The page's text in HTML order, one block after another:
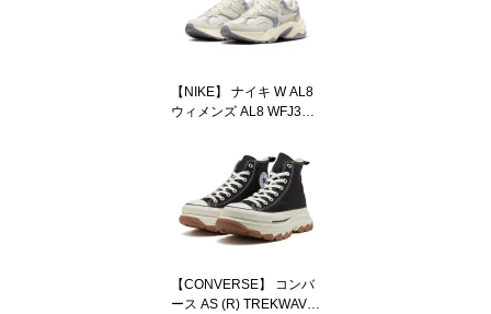
【NIKE】 ナイキ W AL8
ウィメンズ AL8 WFJ379
【CONVERSE】 コンバ
ース AS (R) TREKWAVE